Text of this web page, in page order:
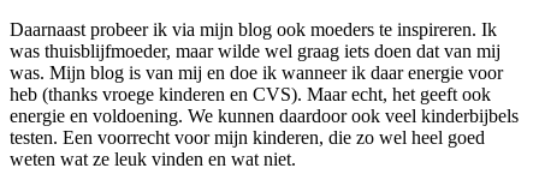
Daarnaast probeer ik via mijn blog ook moeders te inspireren. Ik
was thuisblijfmoeder, maar wilde wel graag iets doen dat van mij
was. Mijn blog is van mij en doe ik wanneer ik daar energie voor
heb (thanks vroege kinderen en CVS). Maar echt, het geeft ook
energie en voldoening. We kunnen daardoor ook veel kinderbijbels
testen. Een voorrecht voor mijn kinderen, die zo wel heel goed
weten wat ze leuk vinden en wat niet.